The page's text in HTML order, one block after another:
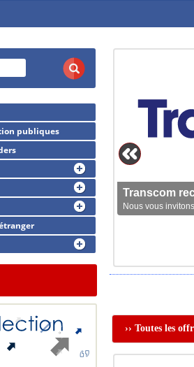
Transcom
Nous vous
›› Toutes les
publiques